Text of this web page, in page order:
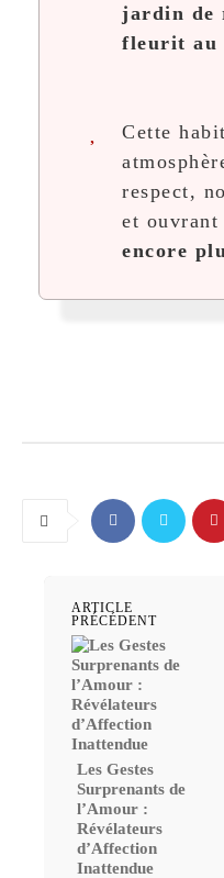
jardin de
fleurit au
Cette
respect,
et
encore
ARTICLE
PRÉCÉDENT
Les Gestes
Surprenants de
l’Amour :
Révélateurs
d’Affection
Inattendue